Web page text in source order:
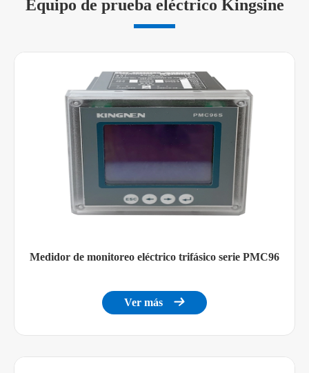
Equipo de prueba eléctrico Kingsine
Medidor de monitoreo eléctrico trifásico serie PMC96
Ver más 